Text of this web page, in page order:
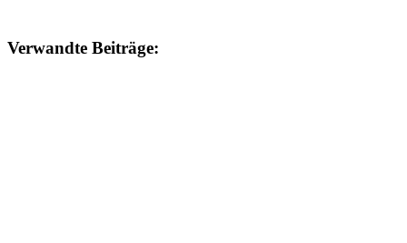
Verwandte Beiträge: